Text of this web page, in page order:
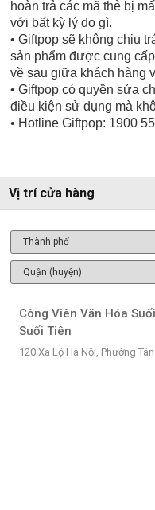
hoàn trả các mã thẻ bị
với bất kỳ lý do gì.
• Giftpop sẽ không chịu
sản phẩm được cung
về sau giữa khách hàng
• Giftpop có quyền sửa
điều kiện sử dụng mà
• Hotline Giftpop: 1900
Vị trí cửa hàng
Công Viên Văn Hóa
Suối Tiên
120 Xa Lộ Hà Nội, Phường